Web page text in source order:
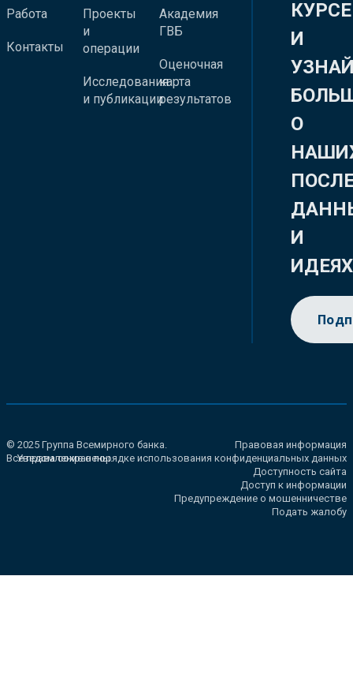
Работа
Контакты
Проекты
и
операции
Исследования
и публикации
Академия
ГВБ
Оценочная
карта
результатов
КУРСЕ
И
О
И
ИДЕЯХ
© 2025 Группа Всемирного банка.
Все права сохранены.
Правовая информация
Уведомление о порядке использования конфиденциальных данных
Доступность сайта
Доступ к информации
Предупреждение о мошенничестве
Подать жалобу